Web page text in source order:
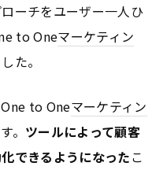
ーチをユーザー一人ひ
to Oneマーケティン
た。
to Oneマーケティン
。 ツールによって顧客
できるようになったこ